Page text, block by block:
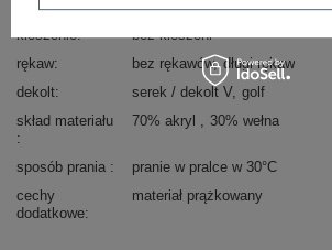
długość
midi
kieszenie
bez kieszeni
rękaw
bez rękawów długi rękaw
dekolt
serek / dekolt V golf
skład materiału
70% akryl 30% wełna
sposób prania
pranie w pralce w 30°C
cechy
dodatkowe
materiał prążkowany